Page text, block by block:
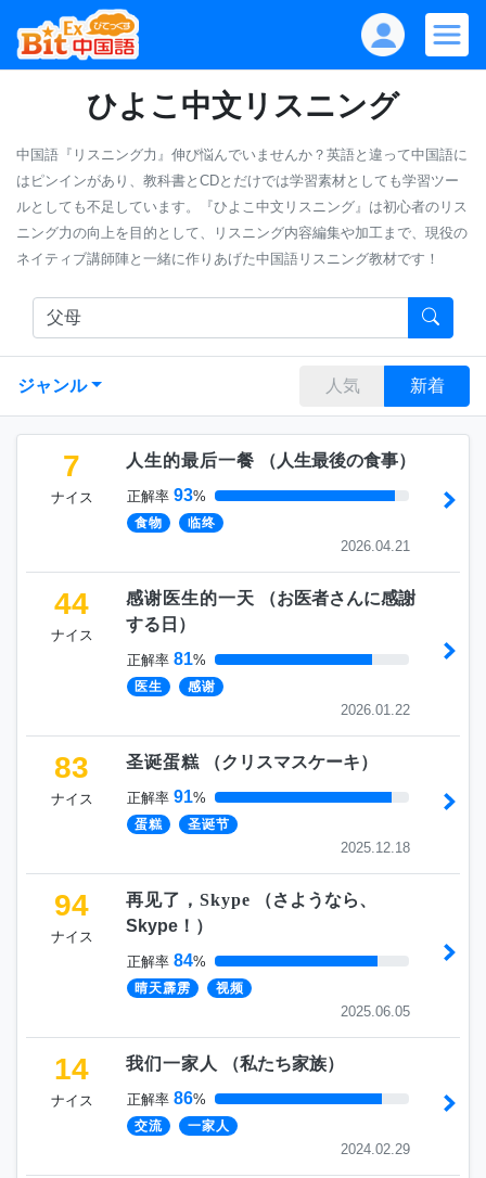
ひよこ中文リスニング
中国語『リスニング力』伸び悩んでいませんか？英語と違って中国語に
はピンインがあり、教科書とCDとだけでは学習素材としても学習ツー
ルとしても不足しています。『ひよこ中文リスニング』は初心者のリス
ニング力の向上を目的として、リスニング内容編集や加工まで、現役の
ネイティブ講師陣と一緒に作りあげた中国語リスニング教材です！
ジャンル 人気 新着
7
ナイス
人生的最后一餐 （ 人生最後の食事）
正解率 93%
食物 临终
2026.04.21
44
ナイス
感谢医生的一天 （お医者さんに感謝
する日 ）
正解率 81%
医生 感谢
2026.01.22
83
ナイス
圣诞蛋糕 （クリスマスケーキ）
正解率 91%
蛋糕 圣诞节
2025.12.18
94
ナイス
再见了，Skype （さようなら、
Skype！ ）
正解率 84%
晴天霹雳 视频
2025.06.05
14
ナイス
我们一家人 （私たち家族）
正解率 86%
交流 一家人
2024.02.29